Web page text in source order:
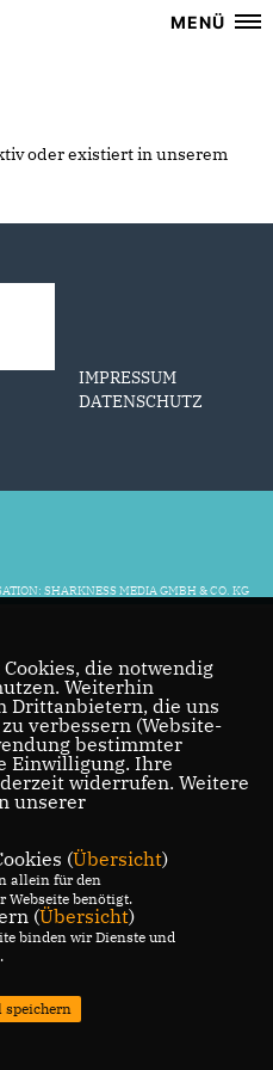
MENÜ
oder existiert in unserem
IMPRESSUM
DATENSCHUTZ
SHARKNESS MEDIA GMBH & CO. KG
die notwendig
Weiterhin
Drittanbietern, die uns
verbessern (Website-
bestimmter
Einwilligung. Ihre
widerrufen. Weitere
unserer
(Übersicht)
allein für den
Webseite benötigt.
(Übersicht)
binden wir Dienste und
speichern